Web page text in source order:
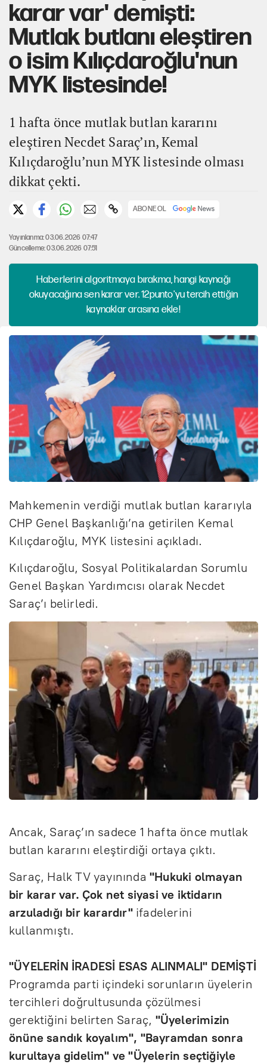
karar var' demişti:
Mutlak butlanı eleştiren
o isim Kılıçdaroğlu'nun
MYK listesinde!
1 hafta önce mutlak butlan kararını
eleştiren Necdet Saraç’ın, Kemal
Kılıçdaroğlu’nun MYK listesinde olması
dikkat çekti.
ABONE OL
Yayınlanma: 03.06.2026 07:47
Güncelleme: 03.06.2026 07:51
Haberlerini algoritmaya bırakma, hangi kaynağı
okuyacağına sen karar ver. 12punto'yu tercih ettiğin
kaynaklar arasına ekle!
Mahkemenin verdiği mutlak butlan kararıyla
CHP Genel Başkanlığı’na getirilen Kemal
Kılıçdaroğlu, MYK listesini açıkladı.
Kılıçdaroğlu, Sosyal Politikalardan Sorumlu
Genel Başkan Yardımcısı olarak Necdet
Saraç’ı belirledi.
Ancak, Saraç’ın sadece 1 hafta önce mutlak
butlan kararını eleştirdiği ortaya çıktı.
Saraç, Halk TV yayınında "Hukuki olmayan
bir karar var. Çok net siyasi ve iktidarın
arzuladığı bir karardır"ifadelerini
kullanmıştı.
"ÜYELERİN İRADESİ ESAS ALINMALI" DEMİŞTİ
Programda parti içindeki sorunların üyelerin
tercihleri doğrultusunda çözülmesi
gerektiğini belirten Saraç, "Üyelerimizin
önüne sandık koyalım", "Bayramdan sonra
kurultaya gidelim" ve "Üyelerin seçtiğiyle